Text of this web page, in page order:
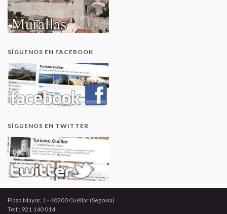
SÍGUENOS EN FACEBOOK
SÍGUENOS EN TWITTER
Plaza Mayor, 1 - 40200 Cuéllar (Segovia)
Telf.: 921 140 014